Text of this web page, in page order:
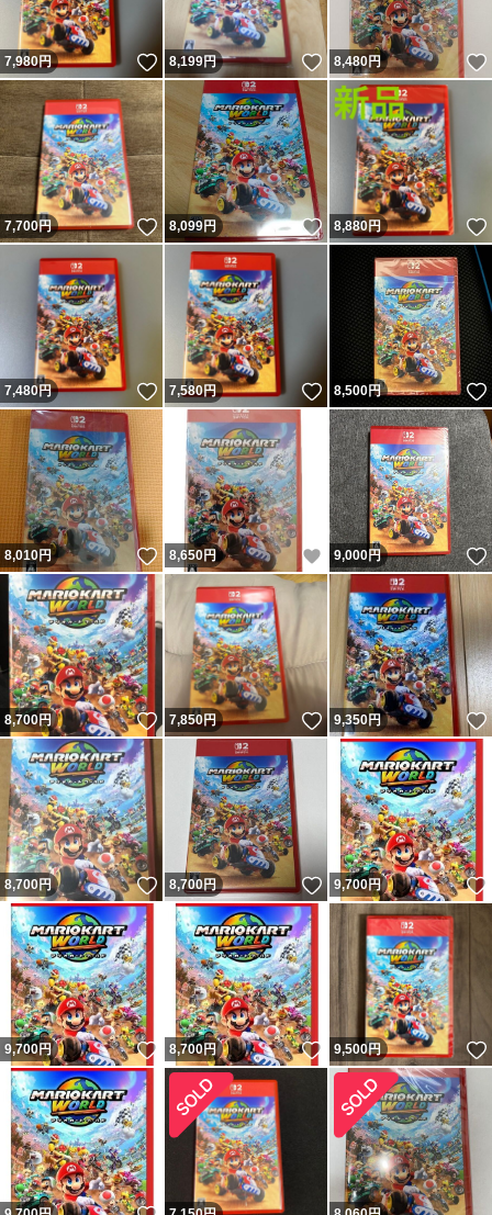
7,980円 いいね！
8,199円 いいね！
8,480円
7,700円 いいね！
8,099円 いいね！
8,880円
7,480円 いいね！
7,580円 いいね！
8,500円
8,010円 いいね！
8,650円 いいね！
9,000円
8,700円 いいね！
7,850円 いいね！
9,350円
8,700円 いいね！
8,700円 いいね！
9,700円
9,700円 いいね！
8,700円 いいね！
9,500円